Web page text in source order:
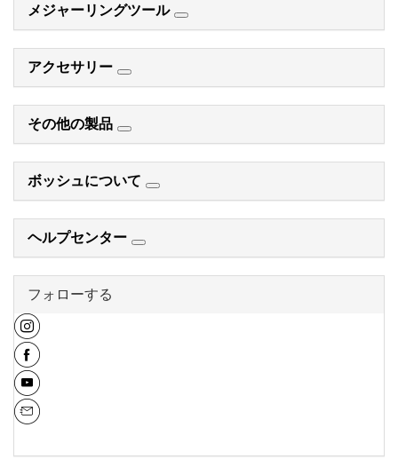
メジャーリングツール
アクセサリー
その他の製品
ボッシュについて
ヘルプセンター
フォローする